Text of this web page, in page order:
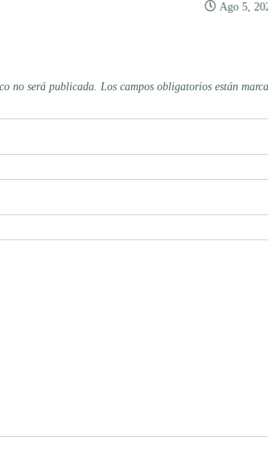
Ago 5,
no será publicada. Los campos obligatorios están